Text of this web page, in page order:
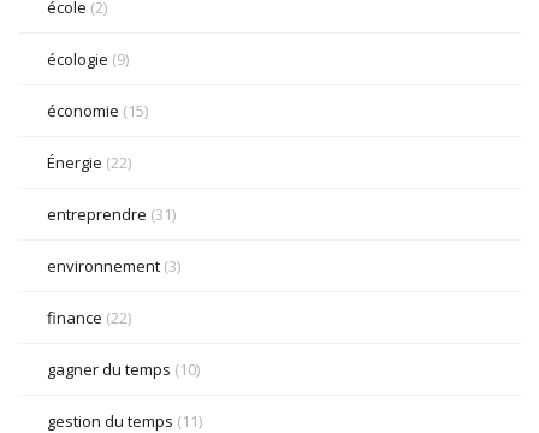
école (2)
écologie (9)
économie (15)
Énergie (22)
entreprendre (31)
environnement (3)
finance (22)
gagner du temps (10)
gestion du temps (11)